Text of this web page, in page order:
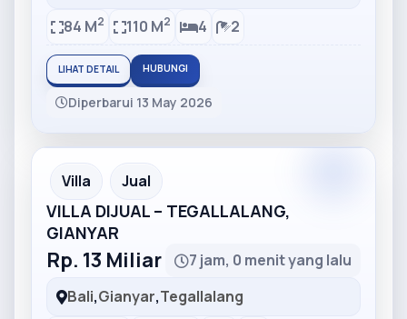
84 M2 110 M2 4 2
LIHAT DETAIL HUBUNGI
Diperbarui 13 May 2026
Partner Ad
Villa Jual
VILLA DIJUAL – TEGALLALANG,
GIANYAR
Rp. 13 Miliar
7 jam, 0 menit yang lalu
Bali,Gianyar,Tegallalang